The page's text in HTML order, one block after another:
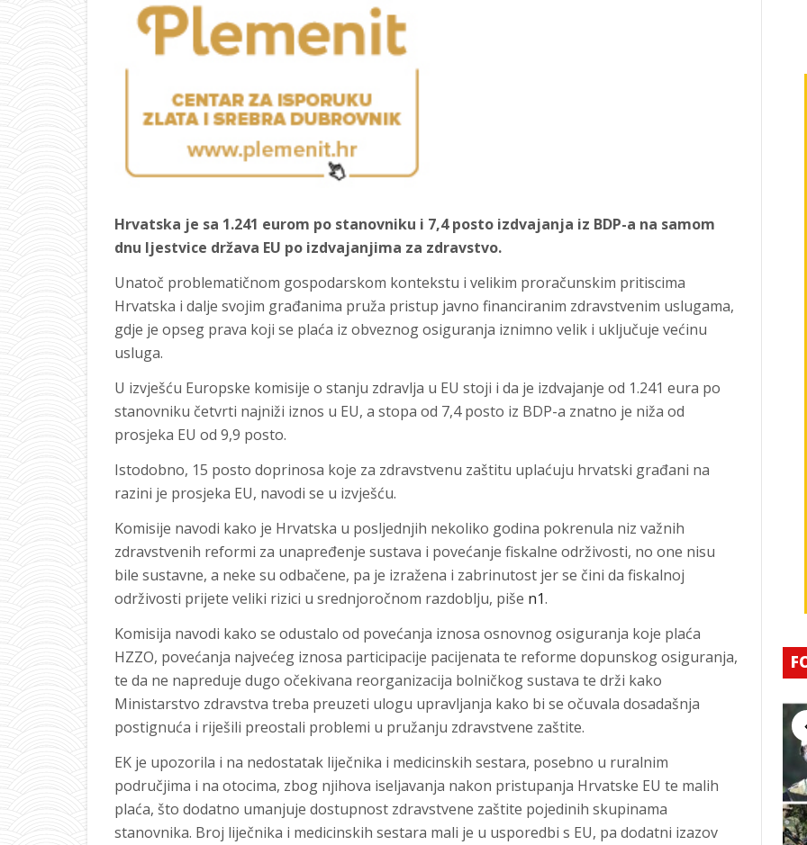
Hrvatska je sa 1.241 eurom po stanovniku i 7,4 posto izdvajanja iz BDP-a na samom
dnu ljestvice država EU po izdvajanjima za zdravstvo.
Unatoč problematičnom gospodarskom kontekstu i velikim proračunskim pritiscima
Hrvatska i dalje svojim građanima pruža pristup javno financiranim zdravstvenim uslugama,
gdje je opseg prava koji se plaća iz obveznog osiguranja iznimno velik i uključuje većinu
usluga.
U izvješću Europske komisije o stanju zdravlja u EU stoji i da je izdvajanje od 1.241 eura po
stanovniku četvrti najniži iznos u EU, a stopa od 7,4 posto iz BDP-a znatno je niža od
prosjeka EU od 9,9 posto.
Istodobno, 15 posto doprinosa koje za zdravstvenu zaštitu uplaćuju hrvatski građani na
razini je prosjeka EU, navodi se u izvješću.
Komisije navodi kako je Hrvatska u posljednjih nekoliko godina pokrenula niz važnih
zdravstvenih reformi za unapređenje sustava i povećanje fiskalne održivosti, no one nisu
bile sustavne, a neke su odbačene, pa je izražena i zabrinutost jer se čini da fiskalnoj
održivosti prijete veliki rizici u srednjoročnom razdoblju, piše n1.
Komisija navodi kako se odustalo od povećanja iznosa osnovnog osiguranja koje plaća
HZZO, povećanja najvećeg iznosa participacije pacijenata te reforme dopunskog osiguranja,
te da ne napreduje dugo očekivana reorganizacija bolničkog sustava te drži kako
Ministarstvo zdravstva treba preuzeti ulogu upravljanja kako bi se očuvala dosadašnja
postignuća i riješili preostali problemi u pružanju zdravstvene zaštite.
EK je upozorila i na nedostatak liječnika i medicinskih sestara, posebno u ruralnim
područjima i na otocima, zbog njihova iseljavanja nakon pristupanja Hrvatske EU te malih
plaća, što dodatno umanjuje dostupnost zdravstvene zaštite pojedinih skupinama
stanovnika. Broj liječnika i medicinskih sestara mali je u usporedbi s EU, pa dodatni izazov